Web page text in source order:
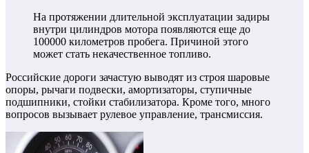
На протяжении длительной эксплуатации задиры
внутри цилиндров мотора появляются еще до
100000 километров пробега. Причиной этого
может стать некачественное топливо.
Российские дороги зачастую выводят из строя шаровые
опоры, рычаги подвески, амортизаторы, ступичные
подшипники, стойки стабилизатора. Кроме того, много
вопросов вызывает рулевое управление, трансмиссия.